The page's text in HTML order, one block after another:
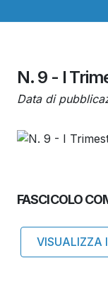
N. 9 - I
Data di
FASCICOLO
VISUALIZZA